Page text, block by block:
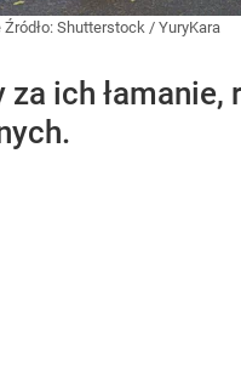
Źródło: Shutterstock / YuryKara
za ich